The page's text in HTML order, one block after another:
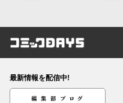
コミックDAYS
最新情報を配信中!
編集部ブログ